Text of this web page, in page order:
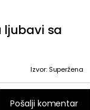
ljubavi sa
Izvor: Superžena
Pošalji komentar